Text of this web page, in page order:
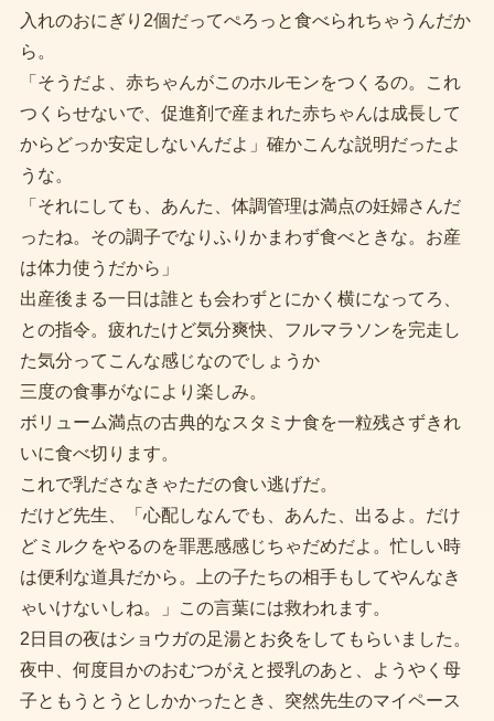
入れのおにぎり2個だってぺろっと食べられちゃうんだか
ら。
「そうだよ、赤ちゃんがこのホルモンをつくるの。これ
つくらせないで、促進剤で産まれた赤ちゃんは成長して
からどっか安定しないんだよ」確かこんな説明だったよ
うな。
「それにしても、あんた、体調管理は満点の妊婦さんだ
ったね。その調子でなりふりかまわず食べときな。お産
は体力使うだから」
出産後まる一日は誰とも会わずとにかく横になってろ、
との指令。疲れたけど気分爽快、フルマラソンを完走し
た気分ってこんな感じなのでしょうか
三度の食事がなにより楽しみ。
ボリューム満点の古典的なスタミナ食を一粒残さずきれ
いに食べ切ります。
これで乳ださなきゃただの食い逃げだ。
だけど先生、「心配しなんでも、あんた、出るよ。だけ
どミルクをやるのを罪悪感感じちゃだめだよ。忙しい時
は便利な道具だから。上の子たちの相手もしてやんなき
ゃいけないしね。」この言葉には救われます。
2日目の夜はショウガの足湯とお灸をしてもらいました。
夜中、何度目かのおむつがえと授乳のあと、ようやく母
子ともうとうとしかかったとき、突然先生のマイペース